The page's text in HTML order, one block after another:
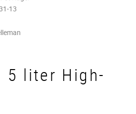
13
5 liter High-